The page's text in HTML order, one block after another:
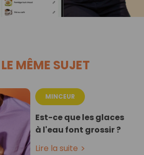
MÊME SUJET
MINCEUR
Est-ce que les glaces
à l'eau font grossir ?
Lire la suite